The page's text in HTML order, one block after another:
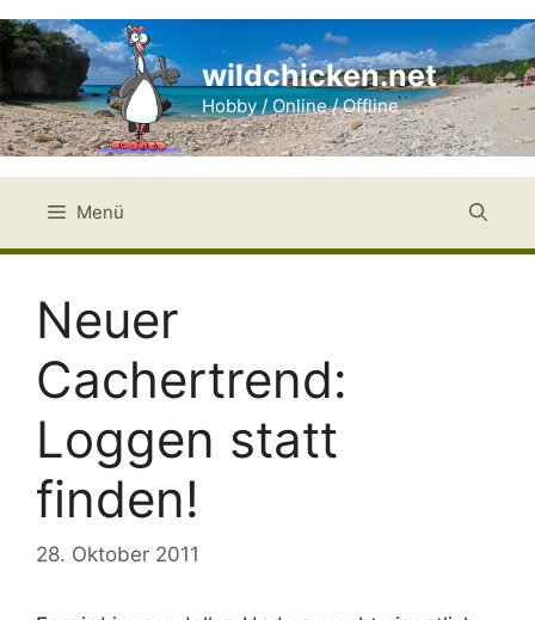
Zum
Inhalt
springen
wildchicken.net
Hobby / Online / Offline
Menü
Neuer
Cachertrend:
Loggen statt
finden!
28. Oktober 2011